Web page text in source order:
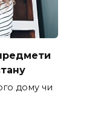
дому чи